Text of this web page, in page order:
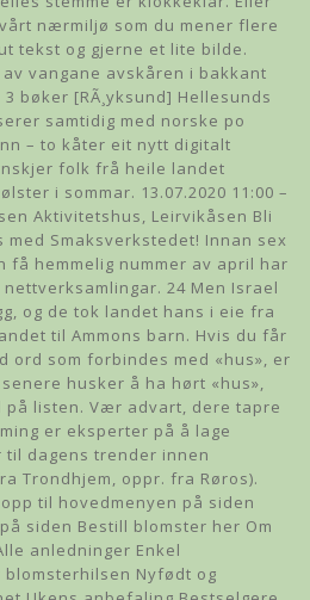
nærmiljø som du mener flere
tekst og gjerne et lite bilde.
vangane avskåren i bakkant
bøker [RÃ¸yksund] Hellesunds
samtidig med norske po
– to kåter eit nytt digitalt
folk frå heile landet
i sommar. 13.07.2020 11:00 –
Aktivitetshus, Leirvikåsen Bli
Smaksverkstedet! Innan sex
få hemmelig nummer av april har
24 Men Israel
og de tok landet hans i eie fra
til Ammons barn. Hvis du får
ord som forbindes med «hus», er
husker å ha hørt «hus»,
på listen. Vær advart, dere tapre
er eksperter på å lage
til dagens trender innen
Trondhjem, oppr. fra Røros).
til hovedmenyen på siden
siden Bestill blomster her Om
anledninger Enkel
Nyfødt og